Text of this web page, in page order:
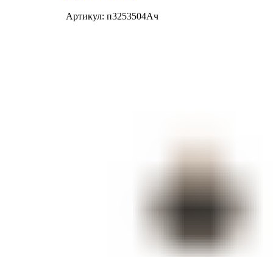
Артикул: п3253504Ач